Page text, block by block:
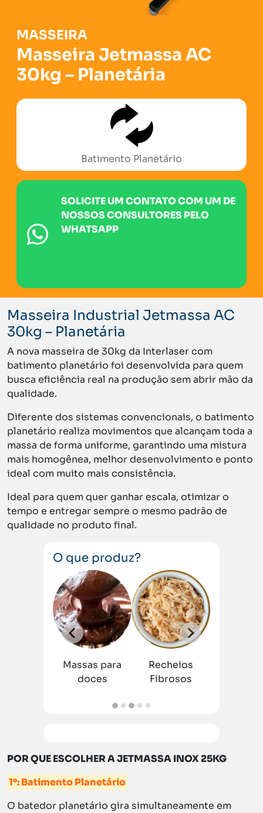
MASSEIRA
Masseira Jetmassa AC
30kg – Planetária
Batimento Planetário
SOLICITE UM CONTATO COM UM DE
NOSSOS CONSULTORES PELO
WHATSAPP
Masseira Industrial Jetmassa AC
30kg – Planetária
A nova masseira de 30kg da Interlaser com
batimento planetário foi desenvolvida para quem
busca eficiência real na produção sem abrir mão da
qualidade.
Diferente dos sistemas convencionais, o batimento
planetário realiza movimentos que alcançam toda a
massa de forma uniforme, garantindo uma mistura
mais homogênea, melhor desenvolvimento e ponto
ideal com muito mais consistência.
Ideal para quem quer ganhar escala, otimizar o
tempo e entregar sempre o mesmo padrão de
qualidade no produto final.
O que produz?
Massas para
doces
Recheios
Fibrosos
POR QUE ESCOLHER A JETMASSA INOX 25KG
1°: Batimento Planetário
O batedor planetário gira simultaneamente em